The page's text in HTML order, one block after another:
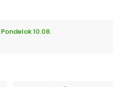
Pondelok 10.08.